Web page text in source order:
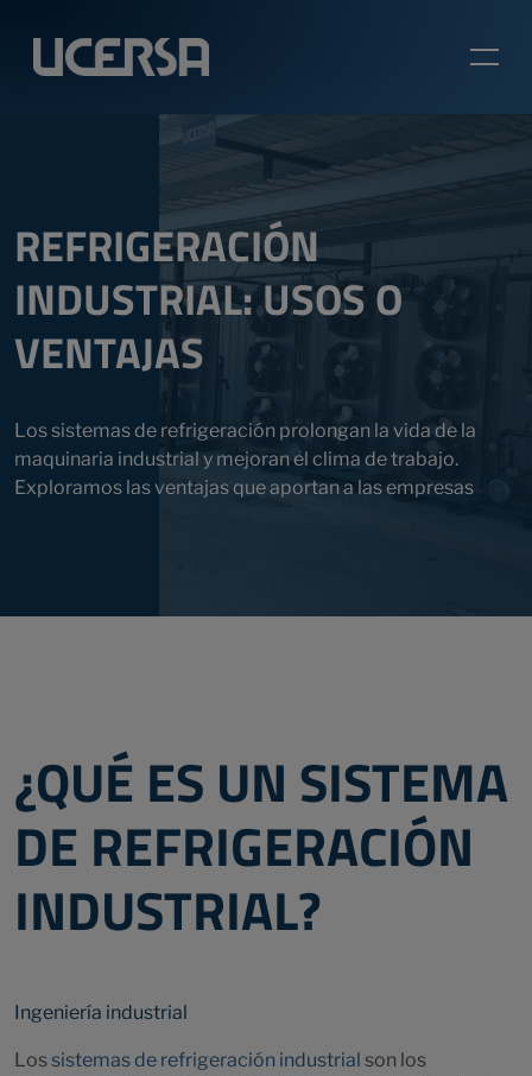
REFRIGERACIÓN
INDUSTRIAL: USOS O
VENTAJAS
Los sistemas de refrigeración prolongan la vida de la
maquinaria industrial y mejoran el clima de trabajo.
Exploramos las ventajas que aportan a las empresas
¿QUÉ ES UN SISTEMA
DE REFRIGERACIÓN
INDUSTRIAL?
Ingeniería industrial
Lossistemas de refrigeración industrial son los